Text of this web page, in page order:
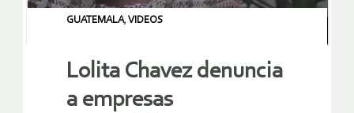
GUATEMALA,VIDEOS
Lolita Chavez denuncia
a empresas